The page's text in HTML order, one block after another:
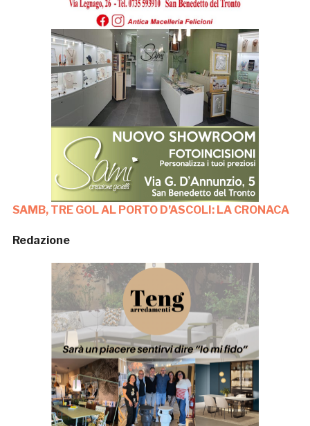
SAMB, TRE GOL AL PORTO D’ASCOLI: LA CRONACA
Redazione